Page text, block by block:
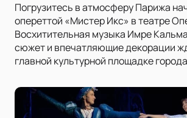
Погрузитесь в атмосферу Парижа
опереттой «Мистер Икс» в театре
Восхитительная музыка Имре
сюжет и впечатляющие декорации
главной культурной площадке